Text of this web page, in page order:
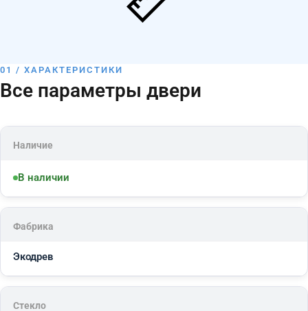
01 / ХАРАКТЕРИСТИКИ
Все параметры двери
Наличие
В наличии
Фабрика
Экодрев
Стекло